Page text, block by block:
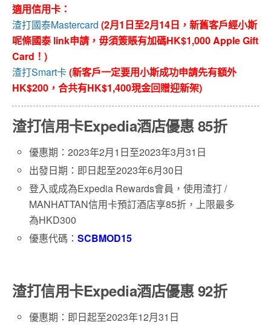
適用信用卡：
渣打國泰Mastercard (2月1日至2月14日，新舊客戶經小斯
呢條國泰 link申請，毋須簽賬有加碼HK$1,000 Apple Gift
Card！)
渣打Smart卡(新客戶一定要用小斯成功申請先有額外
HK$200，合共有HK$1,400現金回贈迎新架)
渣打信用卡Expedia酒店優惠 85折
優惠期：2023年2月1日至2023年3月31日
出發日期：即日起至2023年6月30日
登入或成為Expedia Rewards會員，使用渣打 /
MANHATTAN信用卡預訂酒店享85折，上限最多
為HKD300
優惠代碼：SCBMOD15
渣打信用卡Expedia酒店優惠 92折
優惠期：即日起至2023年12月31日